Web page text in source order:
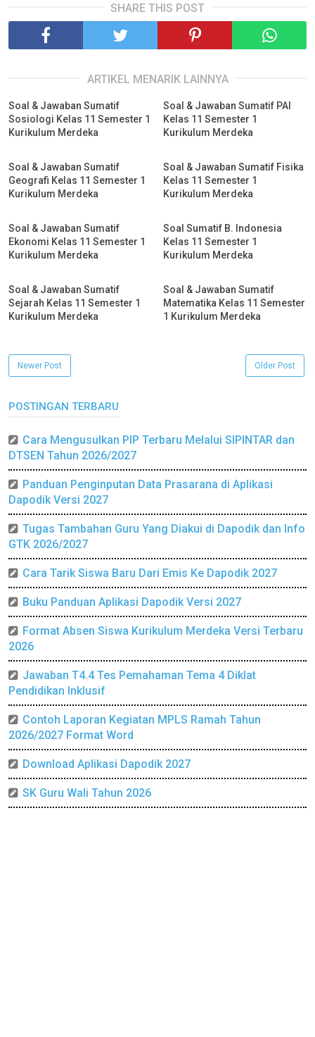
SHARE THIS POST
ARTIKEL MENARIK LAINNYA
Soal & Jawaban Sumatif
Sosiologi Kelas 11 Semester 1
Kurikulum Merdeka
Soal & Jawaban Sumatif PAI
Kelas 11 Semester 1
Kurikulum Merdeka
Soal & Jawaban Sumatif
Geografi Kelas 11 Semester 1
Kurikulum Merdeka
Soal & Jawaban Sumatif Fisika
Kelas 11 Semester 1
Kurikulum Merdeka
Soal & Jawaban Sumatif
Ekonomi Kelas 11 Semester 1
Kurikulum Merdeka
Soal Sumatif B. Indonesia
Kelas 11 Semester 1
Kurikulum Merdeka
Soal & Jawaban Sumatif
Sejarah Kelas 11 Semester 1
Kurikulum Merdeka
Soal & Jawaban Sumatif
Matematika Kelas 11 Semester
1 Kurikulum Merdeka
Newer Post Older Post
POSTINGAN TERBARU
Cara Mengusulkan PIP Terbaru Melalui SIPINTAR dan
DTSEN Tahun 2026/2027
Panduan Penginputan Data Prasarana di Aplikasi
Dapodik Versi 2027
Tugas Tambahan Guru Yang Diakui di Dapodik dan Info
GTK 2026/2027
Cara Tarik Siswa Baru Dari Emis Ke Dapodik 2027
Buku Panduan Aplikasi Dapodik Versi 2027
Format Absen Siswa Kurikulum Merdeka Versi Terbaru
2026
Jawaban T4.4 Tes Pemahaman Tema 4 Diklat
Pendidikan Inklusif
Contoh Laporan Kegiatan MPLS Ramah Tahun
2026/2027 Format Word
Download Aplikasi Dapodik 2027
SK Guru Wali Tahun 2026